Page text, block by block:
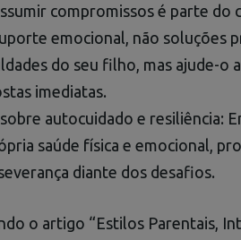
compromissos é parte do
emocional, não soluções
do seu filho, mas ajude-o
imediatas.
autocuidado e resiliência:
saúde física e emocional,
diante dos desafios.
o artigo “Estilos Parentais,